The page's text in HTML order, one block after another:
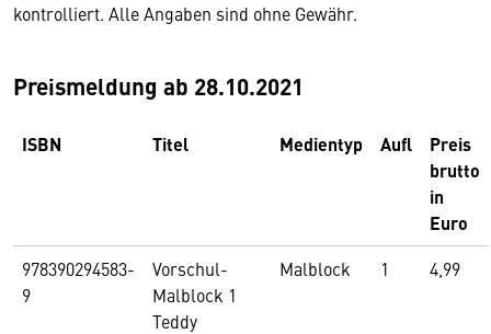
kontrolliert. Alle Angaben sind ohne Gewähr.
Preismeldung ab 28.10.2021
ISBN Titel Medientyp Aufl
Preis
brutto
in
Euro
978390294583-
9
Vorschul-
Malblock 1
Teddy
Malblock 1 4,99